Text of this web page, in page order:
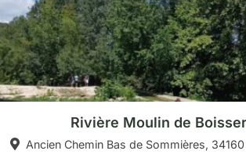
Rivière Moulin de
Ancien Chemin Bas de Sommières,